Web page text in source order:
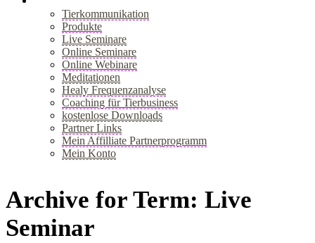
Tierkommunikation
Produkte
Live Seminare
Online Seminare
Online Webinare
Meditationen
Healy Frequenzanalyse
Coaching für Tierbusiness
kostenlose Downloads
Partner Links
Mein Affilliate Partnerprogramm
Mein Konto
Archive for Term: Live
Seminar